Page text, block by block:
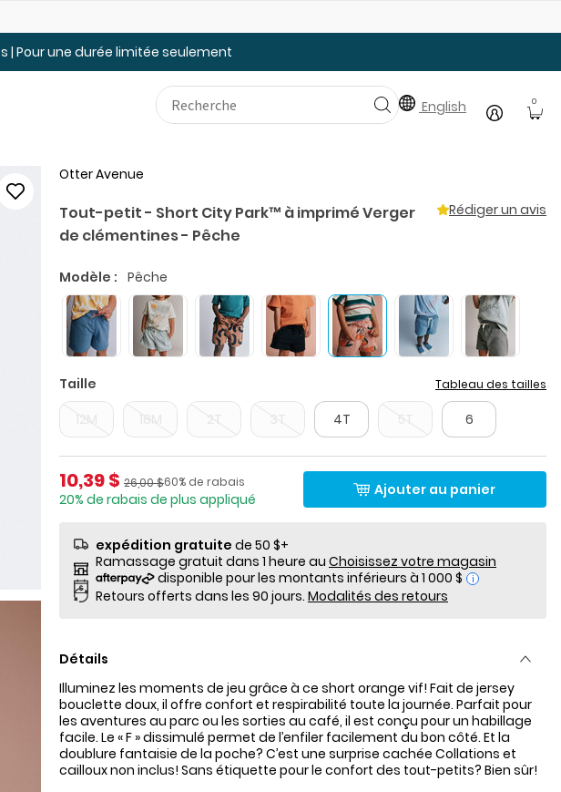
| Pour une durée limitée seulement
English 0
Otter Avenue
Tout-petit - Short City Park™ à imprimé Verger
de clémentines - Pêche
Rédiger un avis
Modèle : Pêche
Taille Tableau des tailles
4T 6
Prix de solde
10,39 $ Pourcentage de rabais
60% de rabais
Prix ​​de détail suggéré par le fabricant
26,00 $
20% de rabais de plus appliqué
Ajouter au panier
expédition gratuite de 50 $+
Ramassage gratuit dans 1 heure au Choisissez votre magasin
i
Retours offerts dans les 90 jours. Modalités des retours
Détails
Illuminez les moments de jeu grâce à ce short orange vif! Fait de jersey
bouclette doux, il offre confort et respirabilité toute la journée. Parfait pour
les aventures au parc ou les sorties au café, il est conçu pour un habillage
facile. Le « F » dissimulé permet de l’enfiler facilement du bon côté. Et la
doublure fantaisie de la poche? C’est une surprise cachée Collations et
cailloux non inclus! Sans étiquette pour le confort des tout-petits? Bien sûr!